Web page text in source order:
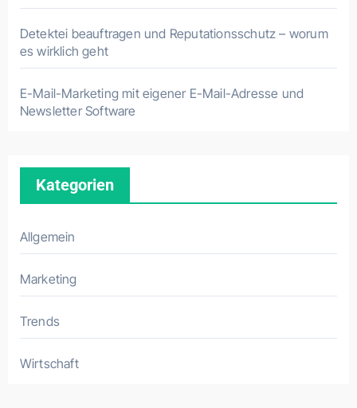
Detektei beauftragen und Reputationsschutz – worum
es wirklich geht
E-Mail-Marketing mit eigener E-Mail-Adresse und
Newsletter Software
Kategorien
Allgemein
Marketing
Trends
Wirtschaft